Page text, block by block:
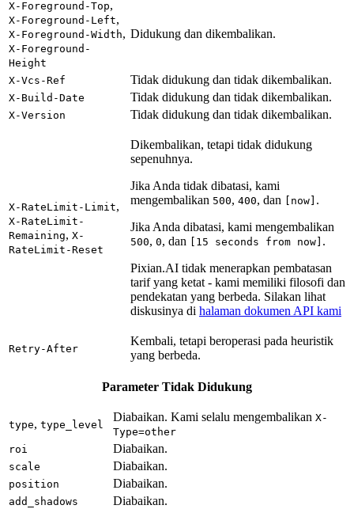
X-Foreground-Top,
X-Foreground-Left,
X-Foreground-Width,
X-Foreground-
Height
Didukung dan dikembalikan.
X-Vcs-Ref Tidak didukung dan tidak dikembalikan.
X-Build-Date Tidak didukung dan tidak dikembalikan.
X-Version Tidak didukung dan tidak dikembalikan.
X-RateLimit-Limit,
X-RateLimit-
Remaining, X-
RateLimit-Reset
Dikembalikan, tetapi tidak didukung
sepenuhnya.
Jika Anda tidak dibatasi, kami
mengembalikan 500, 400, dan [now] .
Jika Anda dibatasi, kami mengembalikan
500, 0, dan [15 seconds from now] .
Pixian.AI tidak menerapkan pembatasan
tarif yang ketat - kami memiliki filosofi dan
pendekatan yang berbeda. Silakan lihat
diskusinya di halaman dokumen API kami
Retry-After
Kembali, tetapi beroperasi pada heuristik
yang berbeda.
Parameter Tidak Didukung
type, type_level
Diabaikan. Kami selalu mengembalikan X-
Type=other
roi
Diabaikan.
scale Diabaikan.
position Diabaikan.
add_shadows Diabaikan.